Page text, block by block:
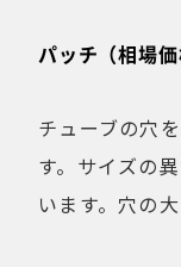
パッチ（相場
チューブの穴
す。サイズの
います。穴の